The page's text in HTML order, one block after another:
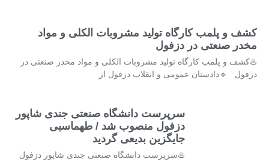
کشف و پلمب کارگاه تولید مشروبات الکلی و مواد
مخدر صنعتی در دزفول
♨️کشف و پلمب کارگاه تولید مشروبات الکلی و مواد مخدر صنعتی در
دزفول 🔹دادستان عمومی و انقلاب دزفول از
سرپرست دانشگاه صنعتی جندی شاپور
دزفول منصوب شد / طهماسبی
جایگزین بدیعی گردید
♨️سرپرست دانشگاه صنعتی جندی شاپور دزفول